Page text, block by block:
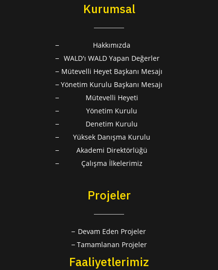
Kurumsal
Hakkımızda
WALD'ı WALD Yapan Değerler
Mütevelli Heyet Başkanı Mesajı
Yönetim Kurulu Başkanı Mesajı
Mütevelli Heyeti
Yönetim Kurulu
Denetim Kurulu
Yüksek Danışma Kurulu
Akademi Direktörlüğü
Çalışma İlkelerimiz
Projeler
Devam Eden Projeler
Tamamlanan Projeler
Faaliyetlerimiz